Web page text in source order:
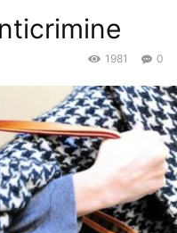
0
1981